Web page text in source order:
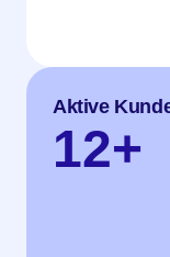
Aktive
12+